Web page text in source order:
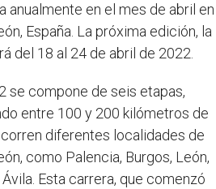
anualmente en el mes de abril en
España. La próxima edición, la
del 18 al 24 de abril de 2022.
se compone de seis etapas,
entre 100 y 200 kilómetros de
diferentes localidades de
como Palencia, Burgos, León,
Esta carrera, que comenzó